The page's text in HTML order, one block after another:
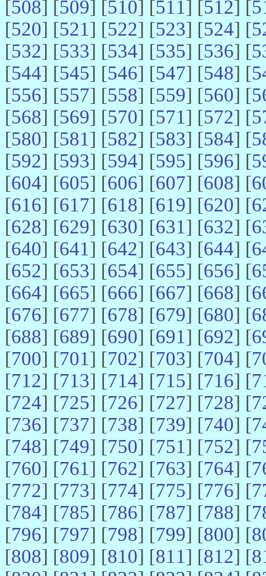
[508] [509] [510] [511] [512] [
[520] [521] [522] [523] [524] [
[532] [533] [534] [535] [536] [
[544] [545] [546] [547] [548] [
[556] [557] [558] [559] [560] [
[568] [569] [570] [571] [572] [
[580] [581] [582] [583] [584] [
[592] [593] [594] [595] [596] [
[604] [605] [606] [607] [608] [
[616] [617] [618] [619] [620] [
[628] [629] [630] [631] [632] [
[640] [641] [642] [643] [644] [
[652] [653] [654] [655] [656] [
[664] [665] [666] [667] [668] [
[676] [677] [678] [679] [680] [
[688] [689] [690] [691] [692] [
[700] [701] [702] [703] [704] [
[712] [713] [714] [715] [716] [
[724] [725] [726] [727] [728] [
[736] [737] [738] [739] [740] [
[748] [749] [750] [751] [752] [
[760] [761] [762] [763] [764] [
[772] [773] [774] [775] [776] [
[784] [785] [786] [787] [788] [
[796] [797] [798] [799] [800] [
[808] [809] [810] [811] [812] [